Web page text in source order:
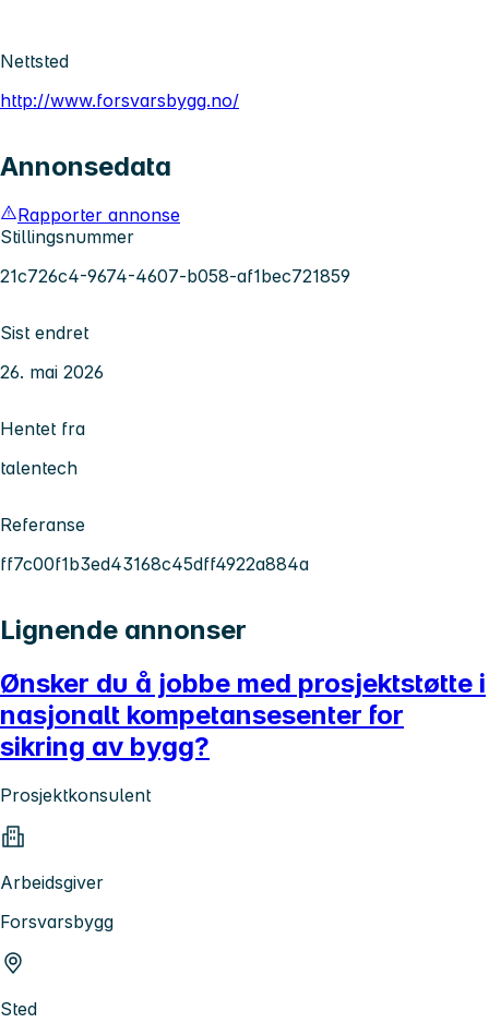
Nettsted
http://www.forsvarsbygg.no/
Annonsedata
Rapporter annonse
Stillingsnummer
21c726c4-9674-4607-b058-af1bec721859
Sist endret
26. mai 2026
Hentet fra
talentech
Referanse
ff7c00f1b3ed43168c45dff4922a884a
Lignende annonser
Ønsker du å jobbe med prosjektstøtte i
nasjonalt kompetansesenter for
sikring av bygg?
Prosjektkonsulent
Arbeidsgiver
Forsvarsbygg
Sted